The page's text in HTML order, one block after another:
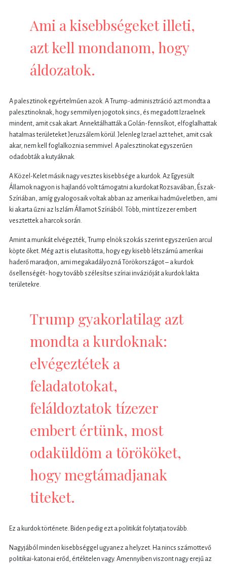
Ami a kisebbségeket illeti,
azt kell mondanom, hogy
áldozatok.
A palesztinok egyértelműen azok. A Trump-adminisztráció azt mondta a
palesztinoknak, hogy semmilyen jogotok sincs, és megadott Izraelnek
mindent, amit csak akart. Annektálhatták a Golán-fennsíkot, elfoglalhattak
hatalmas területeket Jeruzsálem körül. Jelenleg Izrael azt tehet, amit csak
akar, nem kell foglalkoznia semmivel. A palesztinokat egyszerűen
odadobták a kutyáknak.
A Közel-Kelet másik nagy vesztes kisebbsége a kurdok. Az Egyesült
Államok nagyon is hajlandó volt támogatni a kurdokat Rozsavában, Észak-
Szíriában, amíg gyalogosaik voltak abban az amerikai hadműveletben, ami
ki akarta űzni az Iszlám Államot Szíriából. Több, mint tízezer embert
vesztettek a harcok során.
Amint a munkát elvégezték, Trump elnök szokás szerint egyszerűen arcul
köpte őket. Még azt is elutasította, hogy egy kisebb létszámú amerikai
haderő maradjon, ami megakadályozná Törökországot – a kurdok
ősellenségét- hogy tovább szélesítse szíriai invázióját a kurdok lakta
területekre.
Trump gyakorlatilag azt
mondta a kurdoknak:
elvégeztétek a
feladatotokat,
feláldoztatok tízezer
embert értünk, most
odaküldöm a törököket,
hogy megtámadjanak
titeket.
Ez a kurdok története. Biden pedig ezt a politikát folytatja tovább.
Nagyjából minden kisebbséggel ugyanez a helyzet. Ha nincs számottevő
politikai-katonai erőd, értéktelen vagy. Amennyiben viszont nagy erejű az